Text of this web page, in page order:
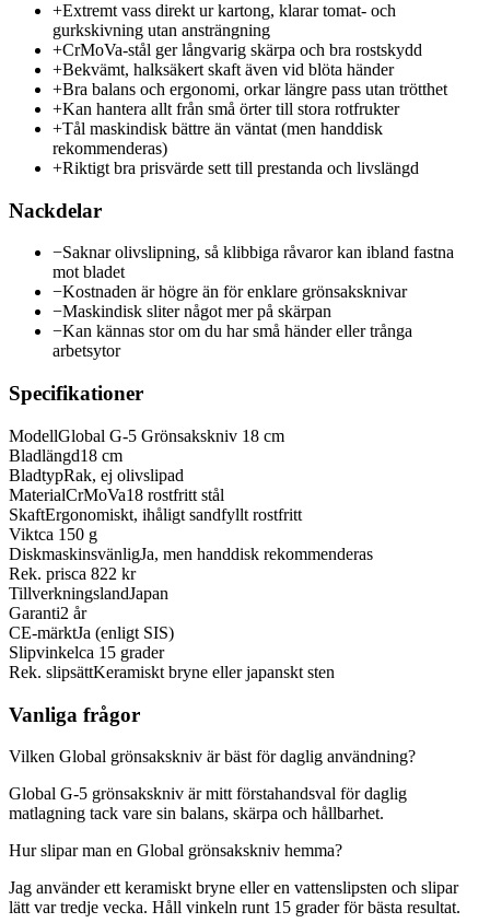
+Extremt vass direkt ur kartong, klarar tomat- och
gurkskivning utan ansträngning
+CrMoVa-stål ger långvarig skärpa och bra rostskydd
+Bekvämt, halksäkert skaft även vid blöta händer
+Bra balans och ergonomi, orkar längre pass utan trötthet
+Kan hantera allt från små örter till stora rotfrukter
+Tål maskindisk bättre än väntat (men handdisk
rekommenderas)
+Riktigt bra prisvärde sett till prestanda och livslängd
Nackdelar
−Saknar olivslipning, så klibbiga råvaror kan ibland fastna
mot bladet
−Kostnaden är högre än för enklare grönsaksknivar
−Maskindisk sliter något mer på skärpan
−Kan kännas stor om du har små händer eller trånga
arbetsytor
Specifikationer
ModellGlobal G-5 Grönsakskniv 18 cm
Bladlängd18 cm
BladtypRak, ej olivslipad
MaterialCrMoVa18 rostfritt stål
SkaftErgonomiskt, ihåligt sandfyllt rostfritt
Viktca 150 g
DiskmaskinsvänligJa, men handdisk rekommenderas
Rek. prisca 822 kr
TillverkningslandJapan
Garanti2 år
CE-märktJa (enligt SIS)
Slipvinkelca 15 grader
Rek. slipsättKeramiskt bryne eller japanskt sten
Vanliga frågor
Vilken Global grönsakskniv är bäst för daglig användning?
Global G-5 grönsakskniv är mitt förstahandsval för daglig
matlagning tack vare sin balans, skärpa och hållbarhet.
Hur slipar man en Global grönsakskniv hemma?
Jag använder ett keramiskt bryne eller en vattenslipsten och slipar
lätt var tredje vecka. Håll vinkeln runt 15 grader för bästa resultat.